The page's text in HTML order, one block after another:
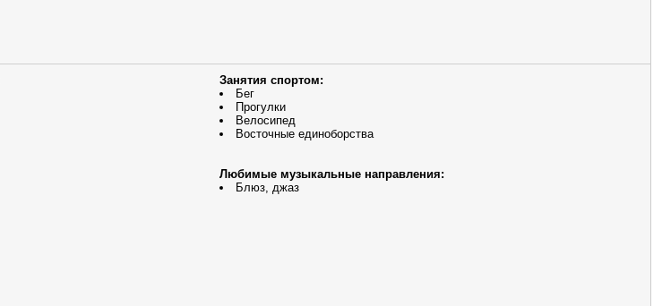
Занятия спортом:
Бег
Прогулки
Велосипед
Восточные единоборства
Любимые музыкальные направления:
Блюз, джаз